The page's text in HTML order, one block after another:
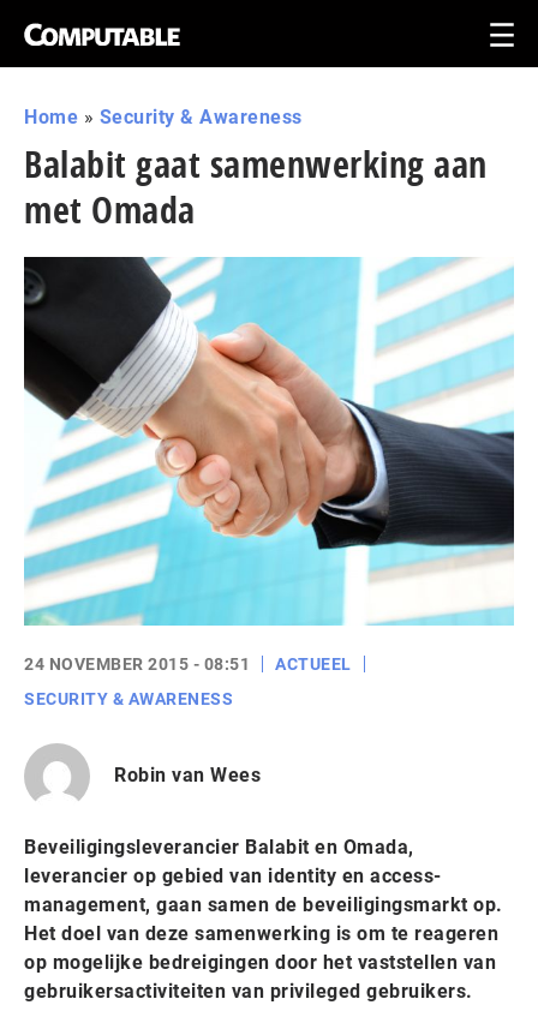
Home » Security & Awareness
Balabit gaat samenwerking aan
met Omada
24 NOVEMBER 2015 - 08:51
ACTUEEL
SECURITY & AWARENESS
Robin van Wees
Beveiligingsleverancier Balabit en Omada,
leverancier op gebied van identity en access-
management, gaan samen de beveiligingsmarkt op.
Het doel van deze samenwerking is om te reageren
op mogelijke bedreigingen door het vaststellen van
gebruikersactiviteiten van privileged gebruikers.